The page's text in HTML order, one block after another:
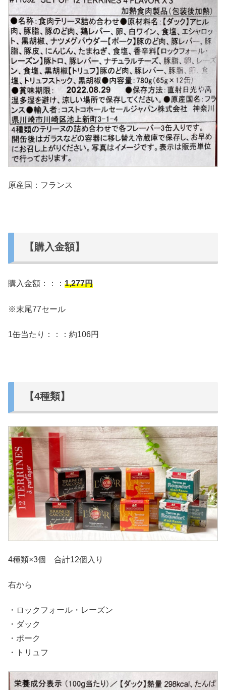
原産国：フランス
【購入金額】
購入金額：：： 1,277円
※末尾77セール
1缶当たり：：：約106円
【4種類】
4種類×3個 合計12個入り
右から
・ロックフォール・レーズン
・ダック
・ポーク
・トリュフ